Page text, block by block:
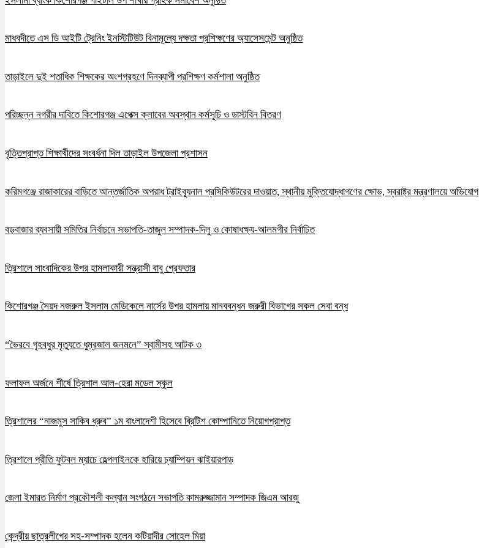
মাধবদীতে এস ডি আইটি ট্রেনিং ইনস্টিটিউট বিনামূল্যে দক্ষতা প্রশিক্ষণের অ্যাসেসমেন্ট অনুষ্ঠিত
তাড়াইলে দুই শতাধিক শিক্ষকের অংশগ্রহণে দিনব্যাপী প্রশিক্ষণ কর্মশালা অনুষ্ঠিত
পরিচ্ছন্ন নগরীর দাবিতে কিশোরগঞ্জ এপেক্স ক্লাবের অবস্থান কর্মসূচি ও ডাস্টবিন বিতরণ
বৃত্তিপ্রাপ্ত শিক্ষার্থীদের সংবর্ধনা দিল তাড়াইল উপজেলা প্রশাসন
করিমগঞ্জে রাজাকারের বাড়িতে আন্তর্জাতিক অপরাধ ট্রাইব্যুনাল প্রসিকিউটরের দাওয়াত, স্থানীয় মুক্তিযোদ্ধাগণের ক্ষোভ, স্বরাষ্ট্র মন্ত্রণালয়ে অভিযোগ
বড়বাজার ব্যবসায়ী সমিতির নির্বাচনে সভাপতি-তাজুল সম্পাদক-দিলু ও কোষাধক্ষ্য-আলমগীর নির্বাচিত
ত্রিশালে সাংবাদিকের উপর হামলাকারী সন্ত্রাসী বাবু গ্রেফতার
কিশোরগঞ্জ সৈয়দ নজরুল ইসলাম মেডিকেলে নার্সের উপর হামলায় মানববন্ধন জরুরী বিভাগের সকল সেবা বন্ধ
“ভৈরবে গৃহবধুর মৃত্যুতে ধুম্রজাল জনমনে” স্বামীসহ আটক ৩
ফলাফল অর্জনে শীর্ষে ত্রিশাল আল-হেরা মডেল স্কুল
ত্রিশালের “নাজমুস সাকিব ধ্রুব” ১ম বাংলাদেশী হিসেবে ব্রিটিশ কোম্পানিতে নিয়োগপ্রাপ্ত
ত্রিশালে প্রীতি ফুটবল ম্যাচে হেল্পলাইনকে হারিয়ে চ্যাম্পিয়ন ঝাইয়ারপাড়
জেলা ইমারত নির্মাণ প্রকৌশলী কল্যান সংগঠনে সভাপতি কামরুজ্জামান সম্পাদক জিএম আরজু
কেন্দ্রীয় ছাত্রলীগের সহ-সম্পাদক হলেন কটিয়াদীর সোহেল মিয়া